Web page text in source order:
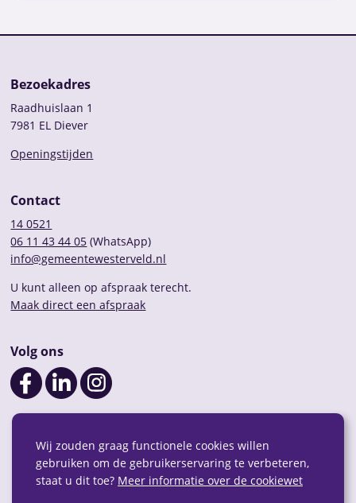
Wij zouden graag functionele cookies willen
gebruiken om de gebruikerservaring te verbeteren,
staat u dit toe? Meer informatie over de cookiewet
Bezoekadres
Raadhuislaan 1
7981 EL Diever
Openingstijden
Contact
14 0521
06 11 43 44 05 (WhatsApp)
info@gemeentewesterveld.nl
U kunt alleen op afspraak terecht.
Maak direct een afspraak
Volg ons